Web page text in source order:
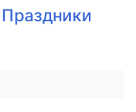
Праздники